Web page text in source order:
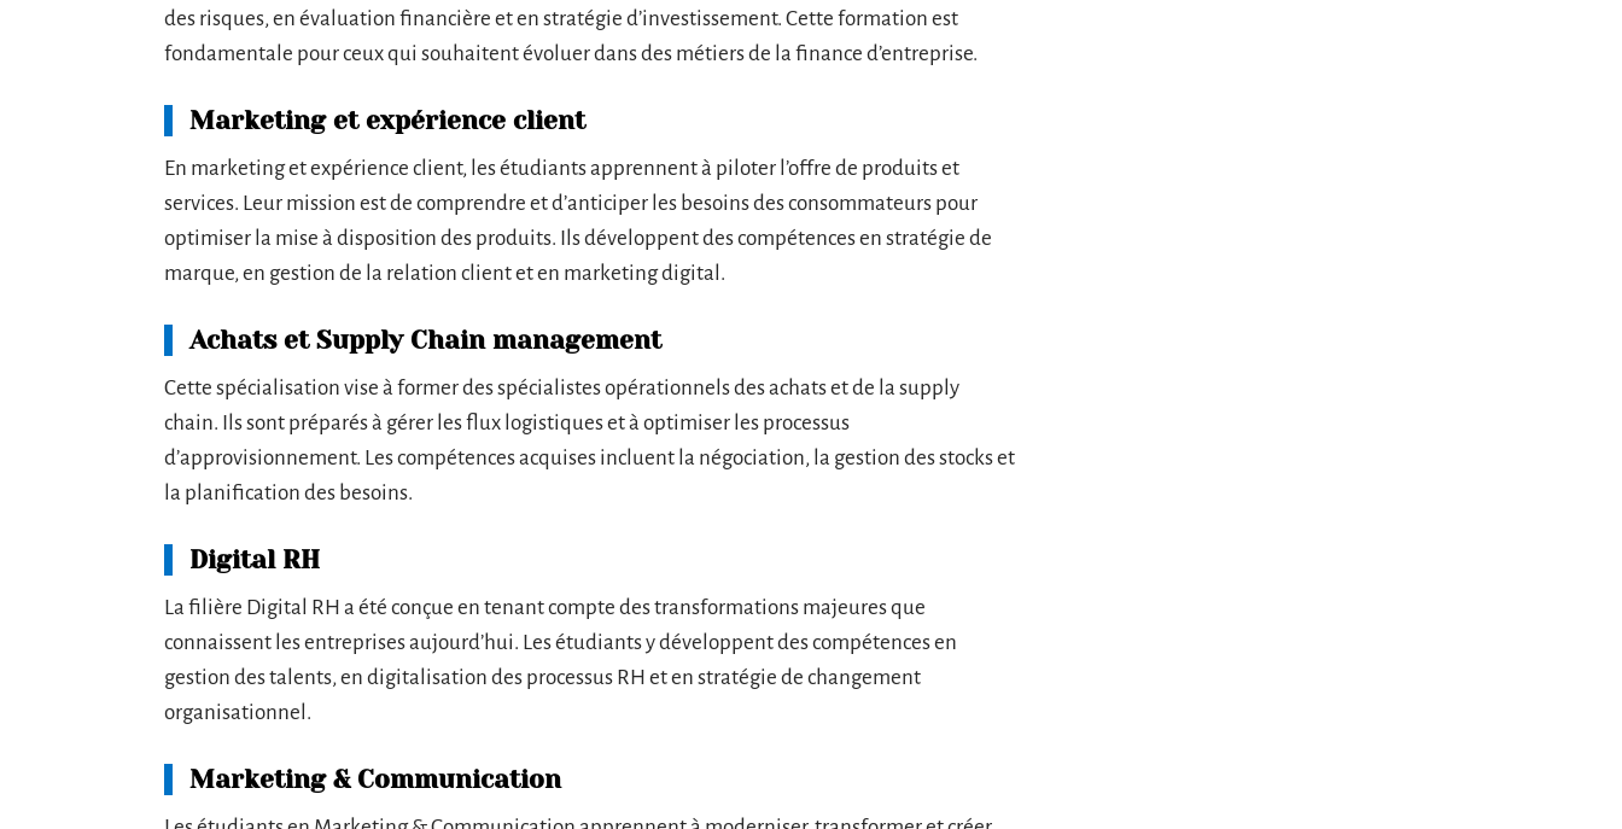
des risques, en évaluation financière et en stratégie d’investissement. Cette formation est
fondamentale pour ceux qui souhaitent évoluer dans des métiers de la finance d’entreprise.
Marketing et expérience client
En marketing et expérience client, les étudiants apprennent à piloter l’offre de produits et
services. Leur mission est de comprendre et d’anticiper les besoins des consommateurs pour
optimiser la mise à disposition des produits. Ils développent des compétences en stratégie de
marque, en gestion de la relation client et en marketing digital.
Achats et Supply Chain management
Cette spécialisation vise à former des spécialistes opérationnels des achats et de la supply
chain. Ils sont préparés à gérer les flux logistiques et à optimiser les processus
d’approvisionnement. Les compétences acquises incluent la négociation, la gestion des stocks et
la planification des besoins.
Digital RH
La filière Digital RH a été conçue en tenant compte des transformations majeures que
connaissent les entreprises aujourd’hui. Les étudiants y développent des compétences en
gestion des talents, en digitalisation des processus RH et en stratégie de changement
organisationnel.
Marketing & Communication